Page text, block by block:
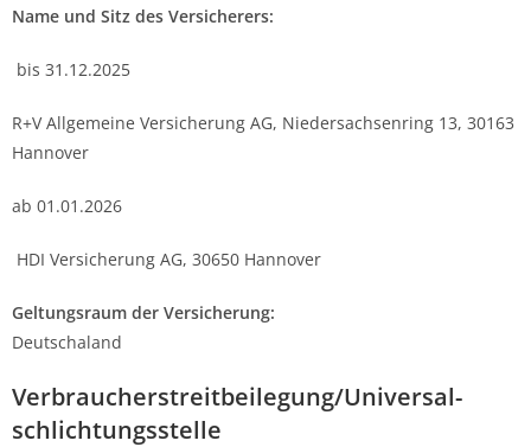
Name und Sitz des Versicherers:
bis 31.12.2025
R+V Allgemeine Versicherung AG, Niedersachsenring 13, 30163
Hannover
ab 01.01.2026
HDI Versicherung AG, 30650 Hannover
Geltungsraum der Versicherung:
Deutschaland
Verbraucher­streit­beilegung/Universal­
schlichtungs­stelle